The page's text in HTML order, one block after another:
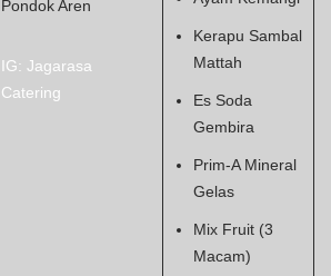
Pondok Aren
IG: Jagarasa
Catering
Kerapu Sambal
Mattah
Es Soda
Gembira
Prim-A Mineral
Gelas
Mix Fruit (3
Macam)